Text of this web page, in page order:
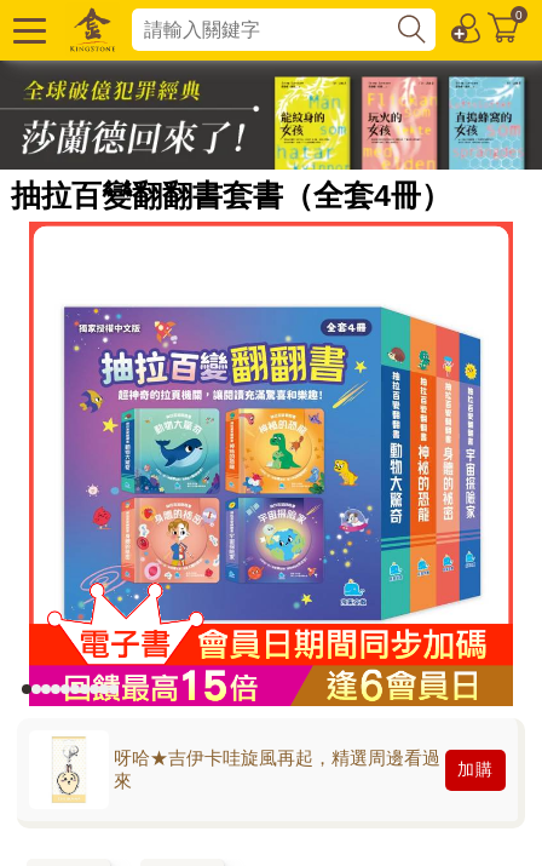
0
抽拉百變翻翻書套書（全套4冊）
呀哈★吉伊卡哇旋風再起，精選周邊看過
來
加購